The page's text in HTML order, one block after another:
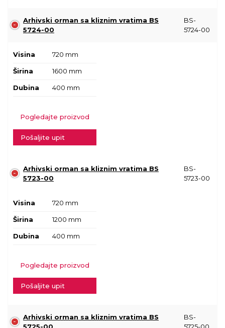
Arhivski orman sa kliznim vratima BS
5724-00
BS-
5724-00
Visina 720 mm
Širina 1600 mm
Dubina 400 mm
Pogledajte proizvod
Pošaljite upit
Arhivski orman sa kliznim vratima BS
5723-00
BS-
5723-00
Visina 720 mm
Širina 1200 mm
Dubina 400 mm
Pogledajte proizvod
Pošaljite upit
Arhivski orman sa kliznim vratima BS
BS-